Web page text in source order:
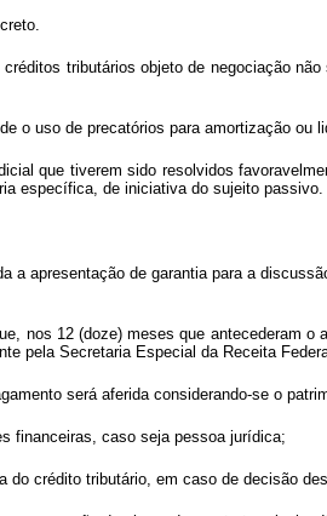
tributários objeto de negociação
o uso de precatórios para amortização ou
que tiverem sido resolvidos
específica, de iniciativa do sujeito passivo.
a apresentação de garantia para a
nos 12 (doze) meses que antecederam
pela Secretaria Especial da Receita
será aferida considerando-se o
financeiras, caso seja pessoa jurídica;
do crédito tributário, em caso de decisão